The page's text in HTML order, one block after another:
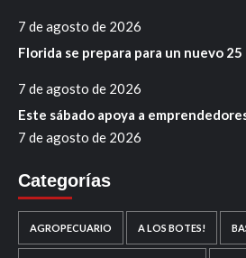
7 de agosto de 2026
Florida se prepara para un nuevo
7 de agosto de 2026
Este sábado apoya a
7 de agosto de 2026
Categorías
AGROPECUARIO A LOS BOTES!